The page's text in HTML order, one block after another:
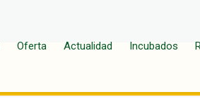
Oferta Actualidad Incubados